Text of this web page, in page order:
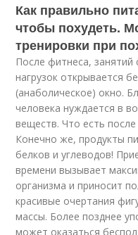
Как правильно
чтобы похудеть.
тренировки при
После фитнеса,
нагрузок открывается
(анаболическое) окно.
человека нуждается в
веществ. Что есть
Конечно же, продукты
белков и углеводов!
времени вызывает
организма и приносит
красивые очертания
массы. Более позднее
может оказаться